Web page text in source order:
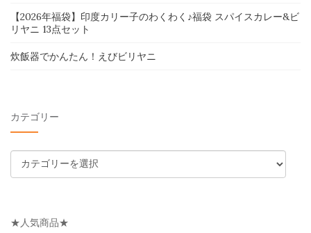
【2026年福袋】印度カリー子のわくわく♪福袋 スパイスカレー&ビ
リヤニ 13点セット
炊飯器でかんたん！えびビリヤニ
カテゴリー
テ
リ
★人気商品★